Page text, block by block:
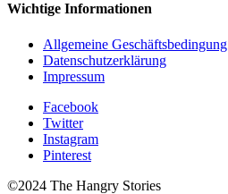
Wichtige Informationen
Allgemeine Geschäftsbedingung
Datenschutzerklärung
Impressum
Facebook
Twitter
Instagram
Pinterest
©2024 The Hangry Stories